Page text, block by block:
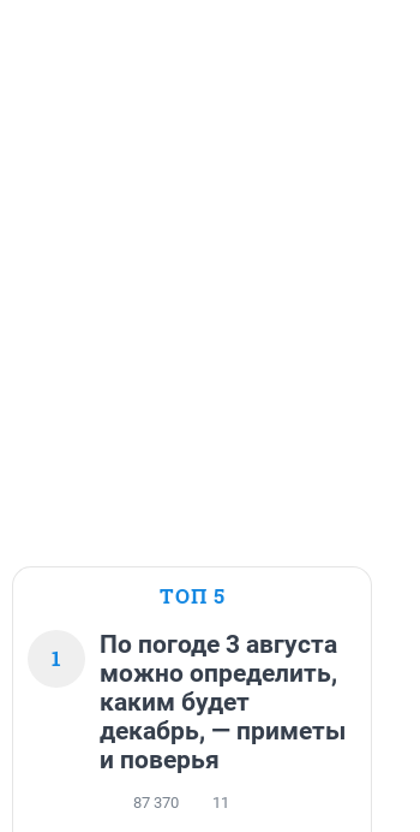
ТОП 5
1
По погоде 3 августа
можно определить,
каким будет
декабрь, — приметы
и поверья
87 370 11